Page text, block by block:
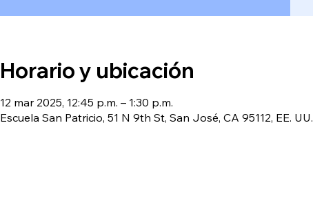
Horario y ubicación
12 mar 2025, 12:45 p.m. – 1:30 p.m.
Escuela San Patricio, 51 N 9th St, San José, CA 95112, EE. UU.